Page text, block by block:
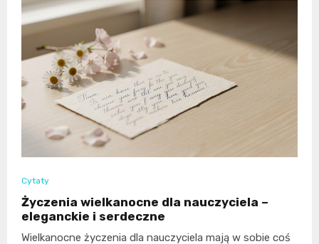
Cytaty
Życzenia wielkanocne dla nauczyciela –
eleganckie i serdeczne
Wielkanocne życzenia dla nauczyciela mają w sobie coś